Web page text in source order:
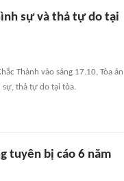
sự và thả tự do tại
Thành vào sáng 17.10, Tòa án
sự, thả tự do tại tòa.
tuyên bị cáo 6 năm